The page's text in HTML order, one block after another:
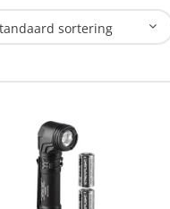
(13)
Nee(11)
sortering